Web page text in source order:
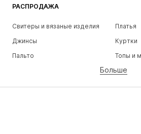
РАСПРОДАЖА
Свитеры и вязаные изделия
Платья
Джинсы
Куртки
Пальто
Топы и
Белье
Юбки
Блузки
Больше